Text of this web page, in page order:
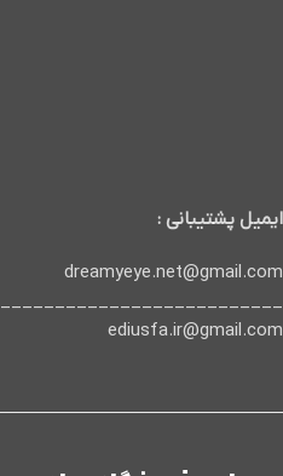
ایمیل پشتیبانی :
dreamyeye.net@gmail.com
ediusfa.ir@gmail.com